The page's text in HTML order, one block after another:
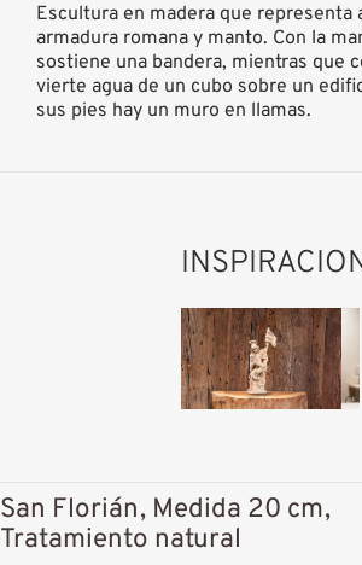
Escultura en madera que representa
armadura romana y manto. Con la
sostiene una bandera, mientras que
vierte agua de un cubo sobre un
sus pies hay un muro en llamas.
San Florián, Medida 20 cm,
Tratamiento natural